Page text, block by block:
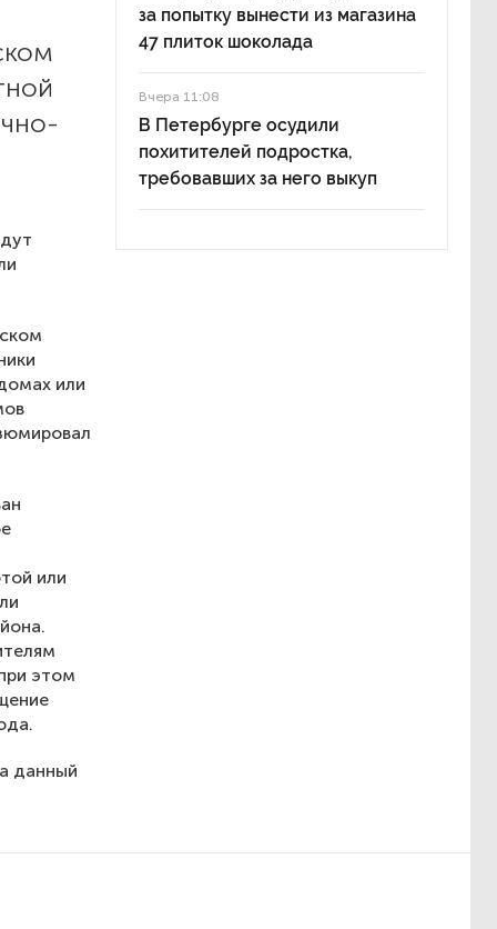
или
или
этом
данный
за попытку вынести из магазина
47 плиток шоколада
Вчера 11:08
В Петербурге осудили
похитителей подростка,
требовавших за него выкуп